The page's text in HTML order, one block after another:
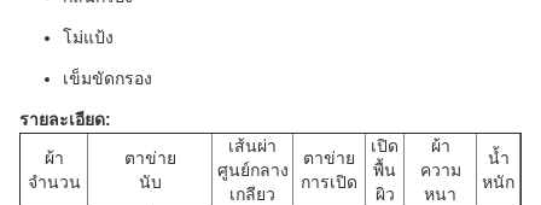
โม่แป้ง
เข็มขัดกรอง
รายละเอียด:
ผ้า
จำนวน
ตาข่าย
นับ
เส้นผ่า
ศูนย์กลาง
เกลียว
ตาข่าย
การเปิด
เปิด
พื้น
ผิว
ผ้า
ความ
หนา
น้ำ
หนัก